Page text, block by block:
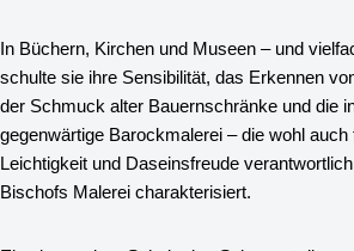
In Büchern, Kirchen und Museen – und
schulte sie ihre Sensibilität, das Erkennen
der Schmuck alter Bauernschränke und die
gegenwärtige Barockmalerei – die wohl
Leichtigkeit und Daseinsfreude
Bischofs Malerei charakterisiert.